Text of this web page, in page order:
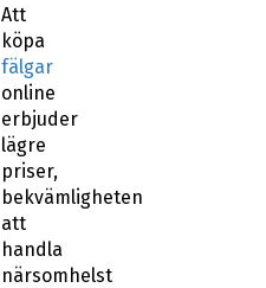
Att
köpa
fälgar
online
erbjuder
lägre
priser,
bekvämligheten
att
handla
närsomhelst